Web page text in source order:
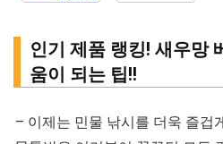
인기 제품 랭킹! 새우망
움이 되는 팁!!
– 이제는 민물 낚시를 더욱 즐겁